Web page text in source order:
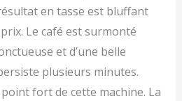
en tasse est bluffant
Le café est surmonté
et d’une belle
plusieurs minutes.
point fort de cette machine. La